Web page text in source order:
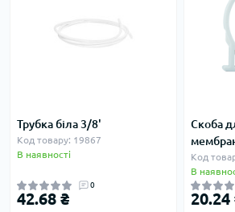
Трубка біла 3/8'
Код товару: 19867
В наявності
0
42.68 ₴
Скоба
Код
В
20.24